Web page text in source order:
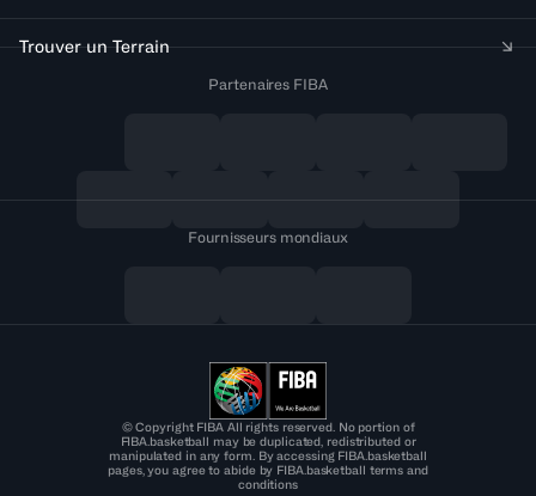
Trouver un Terrain
Partenaires FIBA
Fournisseurs mondiaux
© Copyright FIBA All rights reserved. No portion of
FIBA.basketball may be duplicated, redistributed or
manipulated in any form. By accessing FIBA.basketball
pages, you agree to abide by FIBA.basketball terms and
conditions